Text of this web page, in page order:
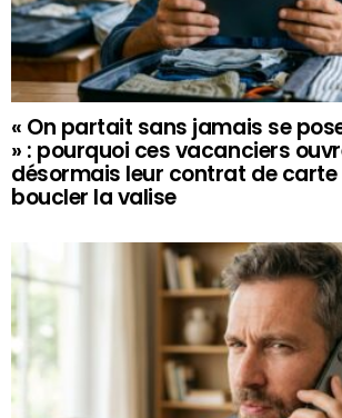
« On partait sans jamais se
» : pourquoi ces vacanciers
désormais leur contrat de
boucler la valise